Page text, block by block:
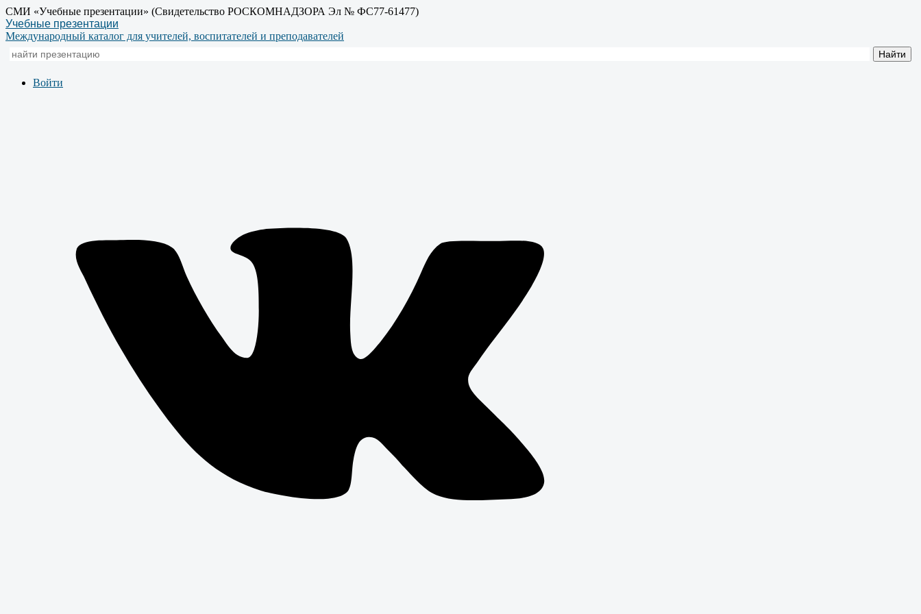
СМИ «Учебные презентации» (Свидетельство РОСКОМНАДЗОРА Эл № ФС77-61477)
Учебные презентации
Международный каталог для учителей, воспитателей и преподавателей
Войти